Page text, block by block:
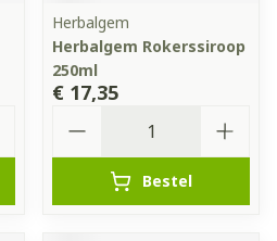
Herbalgem
Herbalgem Rokerssiroop
250ml
€ 17,35
Bestel